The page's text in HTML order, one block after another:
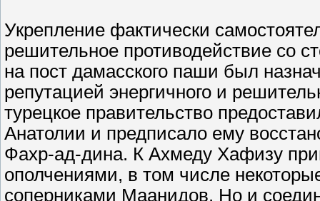
Укрепление фактически
решительное противодействие со
на пост дамасского паши был
репутацией энергичного и
турецкое правительство
Анатолии и предписало ему
Фахр-ад-дина. К Ахмеду Хафизу
ополчениями, в том числе
соперниками Маанидов. Но и